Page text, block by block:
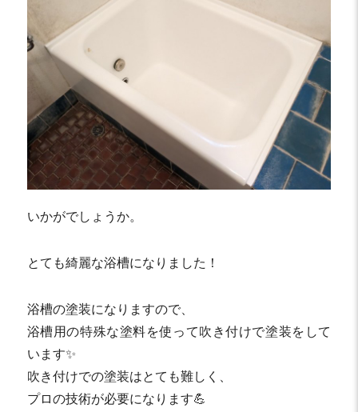
いかがでしょうか。
とても綺麗な浴槽になりました！
浴槽の塗装になりますので、
浴槽用の特殊な塗料を使って吹き付けで塗装をして
います✨
吹き付けでの塗装はとても難しく、
プロの技術が必要になります💪